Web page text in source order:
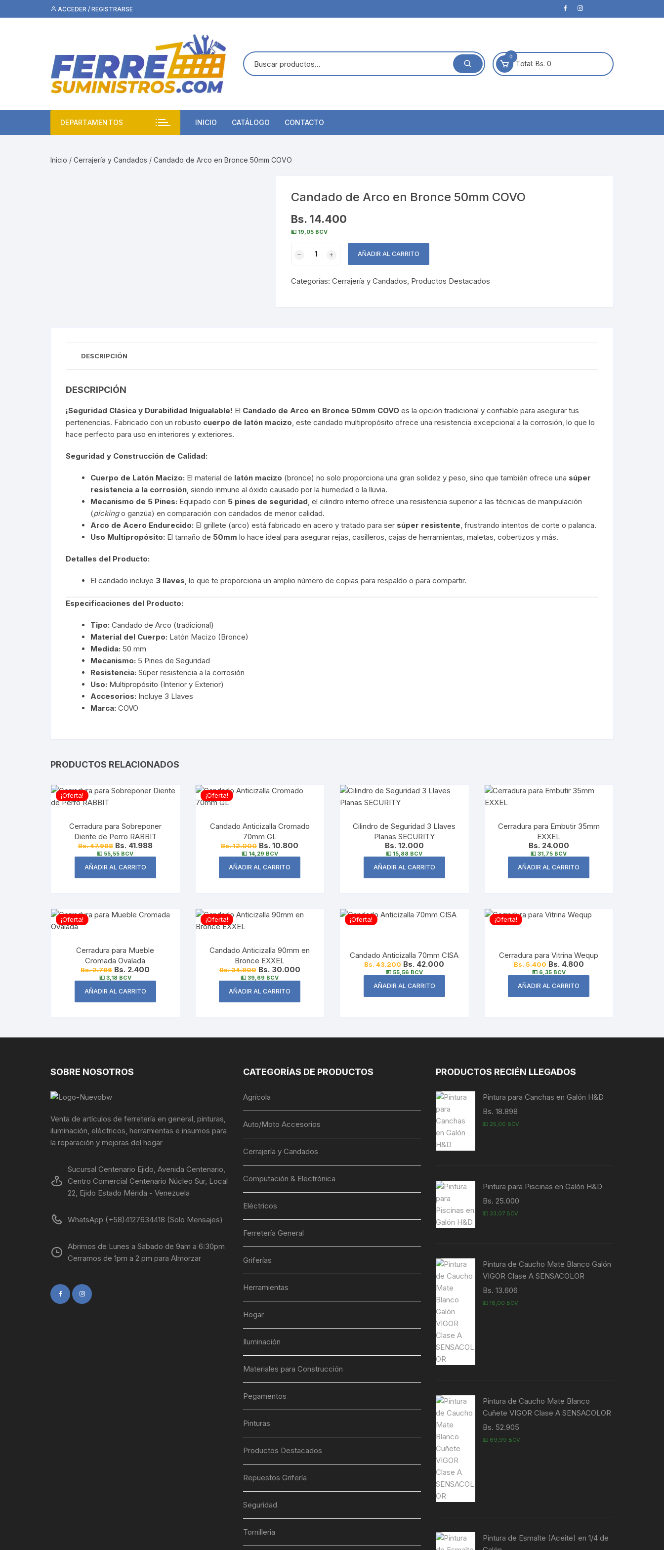
al
ACCEDER / REGISTRARSE
0
Total: Bs. 0
DEPARTAMENTOS INICIO CATÁLOGO CONTACTO
Inicio / Cerrajería y Candados / Candado de Arco en Bronce 50mm COVO
Candado de Arco en Bronce 50mm COVO
Bs. 14.400
💵 19,05 BCV
en
AÑADIR AL CARRITO
Categorías: Cerrajería y Candados, Productos Destacados
DESCRIPCIÓN
DESCRIPCIÓN
¡Seguridad Clásica y Durabilidad Inigualable! El Candado de Arco en Bronce 50mm COVO es la opción tradicional y confiable para asegurar tus
pertenencias. Fabricado con un robusto cuerpo de latón macizo, este candado multipropósito ofrece una resistencia excepcional a la corrosión, lo que lo
hace perfecto para uso en interiores y exteriores.
Seguridad y Construcción de Calidad:
Cuerpo de Latón Macizo: El material de latón macizo (bronce) no solo proporciona una gran solidez y peso, sino que también ofrece una súper
resistencia a la corrosión, siendo inmune al óxido causado por la humedad o la lluvia.
Mecanismo de 5 Pines: Equipado con 5 pines de seguridad, el cilindro interno ofrece una resistencia superior a las técnicas de manipulación
(pickingo ganzúa) en comparación con candados de menor calidad.
Arco de Acero Endurecido: El grillete (arco) está fabricado en acero y tratado para ser súper resistente, frustrando intentos de corte o palanca.
Uso Multipropósito: El tamaño de 50mm lo hace ideal para asegurar rejas, casilleros, cajas de herramientas, maletas, cobertizos y más.
Detalles del Producto:
El candado incluye 3 llaves, lo que te proporciona un amplio número de copias para respaldo o para compartir.
Especificaciones del Producto:
Tipo: Candado de Arco (tradicional)
Material del Cuerpo: Latón Macizo (Bronce)
Medida: 50 mm
Mecanismo: 5 Pines de Seguridad
Resistencia: Súper resistencia a la corrosión
Uso: Multipropósito (Interior y Exterior)
Accesorios: Incluye 3 Llaves
Marca: COVO
PRODUCTOS RELACIONADOS
¡Oferta!
Cerradura para Sobreponer
Diente de Perro RABBIT
Bs. 47.988Bs. 41.988
💵 55,55 BCV
AÑADIR AL CARRITO
¡Oferta!
Candado Anticizalla Cromado
70mm GL
Bs. 12.000Bs. 10.800
💵 14,29 BCV
AÑADIR AL CARRITO
Cilindro de Seguridad 3 Llaves
Planas SECURITY
Bs. 12.000
💵 15,88 BCV
AÑADIR AL CARRITO
Cerradura para Embutir 35mm
EXXEL
Bs. 24.000
💵 31,75 BCV
AÑADIR AL CARRITO
¡Oferta!
Cerradura para Mueble
Cromada Ovalada
Bs. 2.796Bs. 2.400
💵 3,18 BCV
AÑADIR AL CARRITO
¡Oferta!
Candado Anticizalla 90mm en
Bronce EXXEL
Bs. 34.800Bs. 30.000
💵 39,69 BCV
AÑADIR AL CARRITO
¡Oferta!
Candado Anticizalla 70mm CISA
Bs. 43.200Bs. 42.000
💵 55,56 BCV
AÑADIR AL CARRITO
¡Oferta!
Cerradura para Vitrina Wequp
Bs. 5.400Bs. 4.800
💵 6,35 BCV
AÑADIR AL CARRITO
SOBRE NOSOTROS
Venta de artículos de ferretería en general, pinturas,
iluminación, eléctricos, herramientas e insumos para
la reparación y mejoras del hogar
Sucursal Centenario Ejido, Avenida Centenario,
Centro Comercial Centenario Núcleo Sur, Local
22, Ejido Estado Mérida - Venezuela
WhatsApp (+58)4127634418 (Solo Mensajes)
Abrimos de Lunes a Sabado de 9am a 6:30pm
Cerramos de 1pm a 2 pm para Almorzar
CATEGORÍAS DE PRODUCTOS
Agrícola
Auto/Moto Accesorios
Cerrajería y Candados
Computación & Electrónica
Eléctricos
Ferretería General
Griferías
Herramientas
Hogar
Iluminación
Materiales para Construcción
Pegamentos
Pinturas
Productos Destacados
Repuestos Grifería
Seguridad
Tornilleria
PRODUCTOS RECIÉN LLEGADOS
Pintura para Canchas en Galón H&D
Bs. 18.898
💵 25,00 BCV
Pintura para Piscinas en Galón H&D
Bs. 25.000
💵 33,07 BCV
Pintura de Caucho Mate Blanco Galón
VIGOR Clase A SENSACOLOR
Bs. 13.606
💵 18,00 BCV
Pintura de Caucho Mate Blanco
Cuñete VIGOR Clase A SENSACOLOR
Bs. 52.905
💵 69,99 BCV
Pintura de Esmalte (Aceite) en 1/4 de